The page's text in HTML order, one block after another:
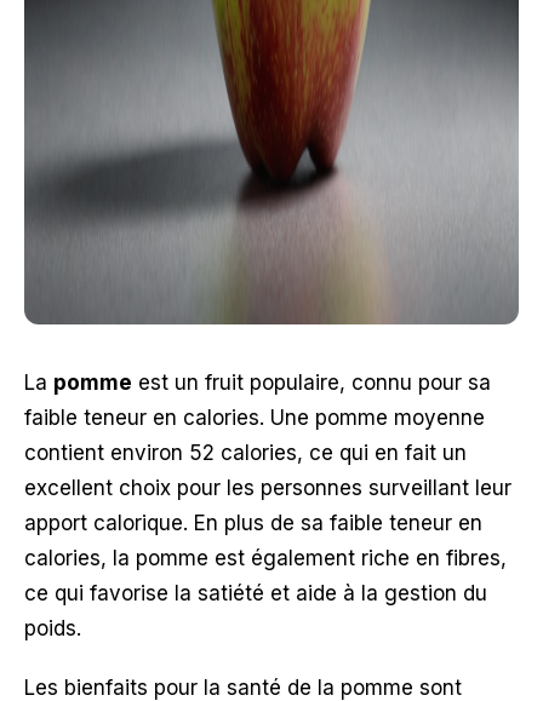
La pomme est un fruit populaire, connu pour sa
faible teneur en calories. Une pomme moyenne
contient environ 52 calories, ce qui en fait un
excellent choix pour les personnes surveillant leur
apport calorique. En plus de sa faible teneur en
calories, la pomme est également riche en fibres,
ce qui favorise la satiété et aide à la gestion du
poids.
Les bienfaits pour la santé de la pomme sont